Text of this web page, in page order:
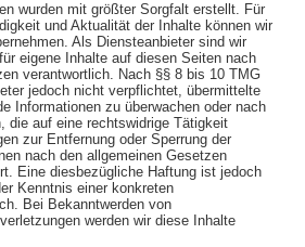
wurden mit größter Sorgfalt erstellt. Für
und Aktualität der Inhalte können wir
Als Diensteanbieter sind wir
eigene Inhalte auf diesen Seiten nach
verantwortlich. Nach §§ 8 bis 10 TMG
jedoch nicht verpflichtet, übermittelte
Informationen zu überwachen oder nach
die auf eine rechtswidrige Tätigkeit
zur Entfernung oder Sperrung der
nach den allgemeinen Gesetzen
Eine diesbezügliche Haftung ist jedoch
Kenntnis einer konkreten
Bei Bekanntwerden von
werden wir diese Inhalte